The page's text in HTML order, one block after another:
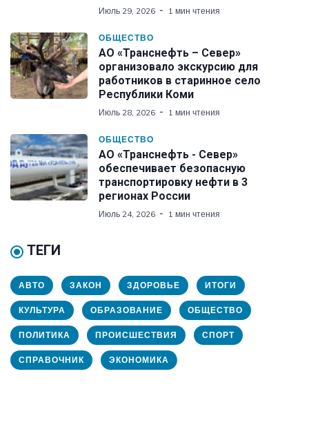
Июль 29, 2026 1 мин чтения
ОБЩЕСТВО
АО «Транснефть – Север»
организовало экскурсию для
работников в старинное село
Республики Коми
Июль 28, 2026 1 мин чтения
ОБЩЕСТВО
АО «Транснефть - Север»
обеспечивает безопасную
транспортировку нефти в 3
регионах России
Июль 24, 2026 1 мин чтения
ТЕГИ
АВТО ЗАКОН ЗДОРОВЬЕ ИТОГИ
КУЛЬТУРА ОБРАЗОВАНИЕ ОБЩЕСТВО
ПОЛИТИКА ПРОИСШЕСТВИЯ СПОРТ
СПРАВОЧНИК ЭКОНОМИКА